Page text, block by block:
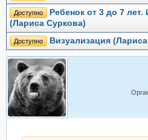
Доступно
Ребенок от 3 до 7
(Лариса Суркова)
Доступно Визуализация